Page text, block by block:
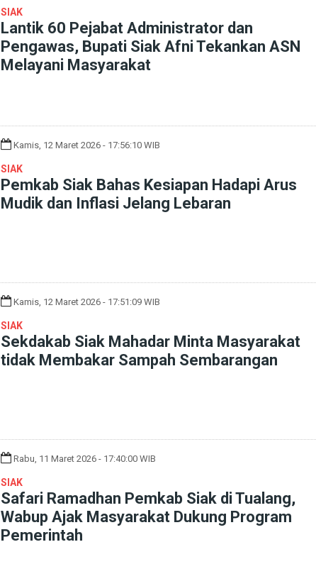
SIAK
Lantik 60 Pejabat Administrator dan
Pengawas, Bupati Siak Afni Tekankan ASN
Melayani Masyarakat
Kamis, 12 Maret 2026 - 17:56:10 WIB
SIAK
Pemkab Siak Bahas Kesiapan Hadapi Arus
Mudik dan Inflasi Jelang Lebaran
Kamis, 12 Maret 2026 - 17:51:09 WIB
SIAK
Sekdakab Siak Mahadar Minta Masyarakat
tidak Membakar Sampah Sembarangan
Rabu, 11 Maret 2026 - 17:40:00 WIB
SIAK
Safari Ramadhan Pemkab Siak di Tualang,
Wabup Ajak Masyarakat Dukung Program
Pemerintah